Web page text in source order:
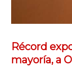
Récord
mayoría, a